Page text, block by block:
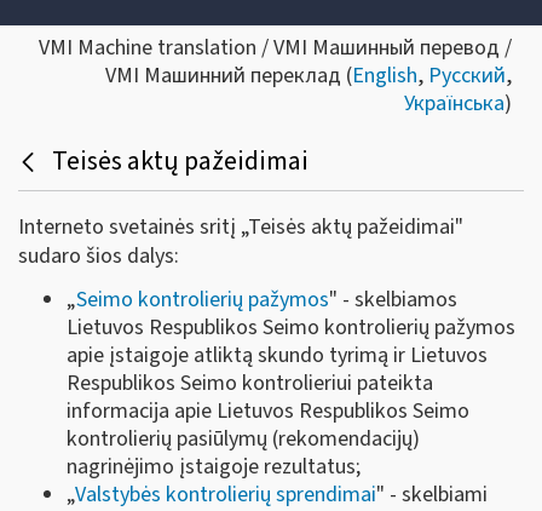
VMI Machine translation / VMI Машинный перевод /
VMI Машинний переклад (English, Русский,
Українська)
Teisės aktų pažeidimai
Interneto svetainės sritį „Teisės aktų pažeidimai"
sudaro šios dalys:
„Seimo kontrolierių pažymos" - skelbiamos
Lietuvos Respublikos Seimo kontrolierių pažymos
apie įstaigoje atliktą skundo tyrimą ir Lietuvos
Respublikos Seimo kontrolieriui pateikta
informacija apie Lietuvos Respublikos Seimo
kontrolierių pasiūlymų (rekomendacijų)
nagrinėjimo įstaigoje rezultatus;
„Valstybės kontrolierių sprendimai" - skelbiami